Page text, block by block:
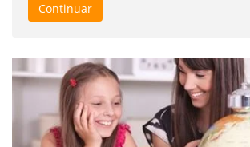
Continuar